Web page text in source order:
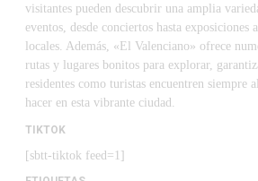
visitantes pueden descubrir una amplia
eventos, desde conciertos hasta exposiciones
locales. Además, «El Valenciano» ofrece
rutas y lugares bonitos para explorar,
residentes como turistas encuentren siempre
hacer en esta vibrante ciudad.
TIKTOK
[sbtt-tiktok feed=1]